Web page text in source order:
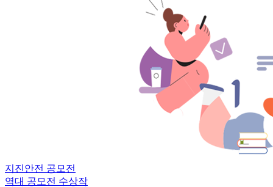
지진안전 공모전
역대 공모전 수상작